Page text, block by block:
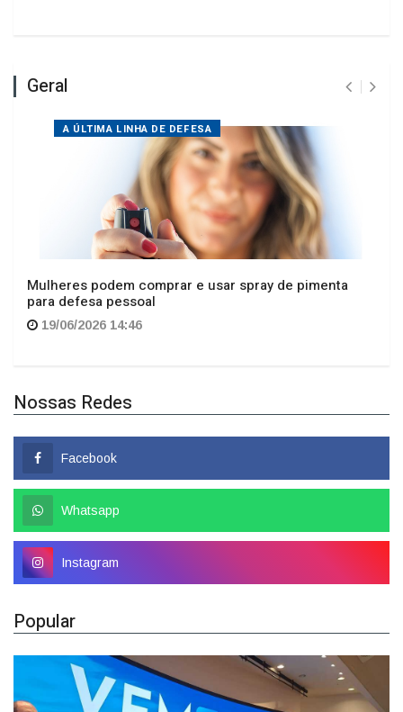
Geral
A ÚLTIMA LINHA DE DEFESA
Mulheres podem comprar e usar spray de pimenta
para defesa pessoal
19/06/2026 14:46
Nossas Redes
Facebook
Whatsapp
Instagram
Popular